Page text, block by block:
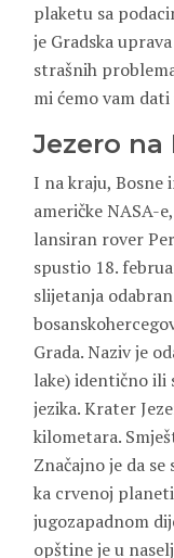
plaketu sa
je Gradska
strašnih
mi ćemo vam
Jezero na
I na kraju, Bosne
američke NASA-
lansiran rover
spustio 18.
slijetanja
Grada. Naziv je
lake) identično ili
jezika. Krater
kilometara.
Značajno je da
ka crvenoj
jugozapadnom
opštine je u